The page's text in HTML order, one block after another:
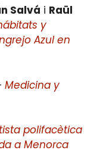
Salvá i Raül
y
Azul en
Medicina y
polifacètica
a Menorca